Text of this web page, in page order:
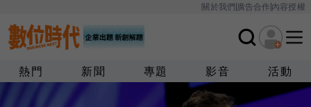
關於我們廣告合作內容授權
熱門 新聞 專題 影音 活動